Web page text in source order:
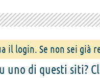
il login. Se non sei già
uno di questi siti?